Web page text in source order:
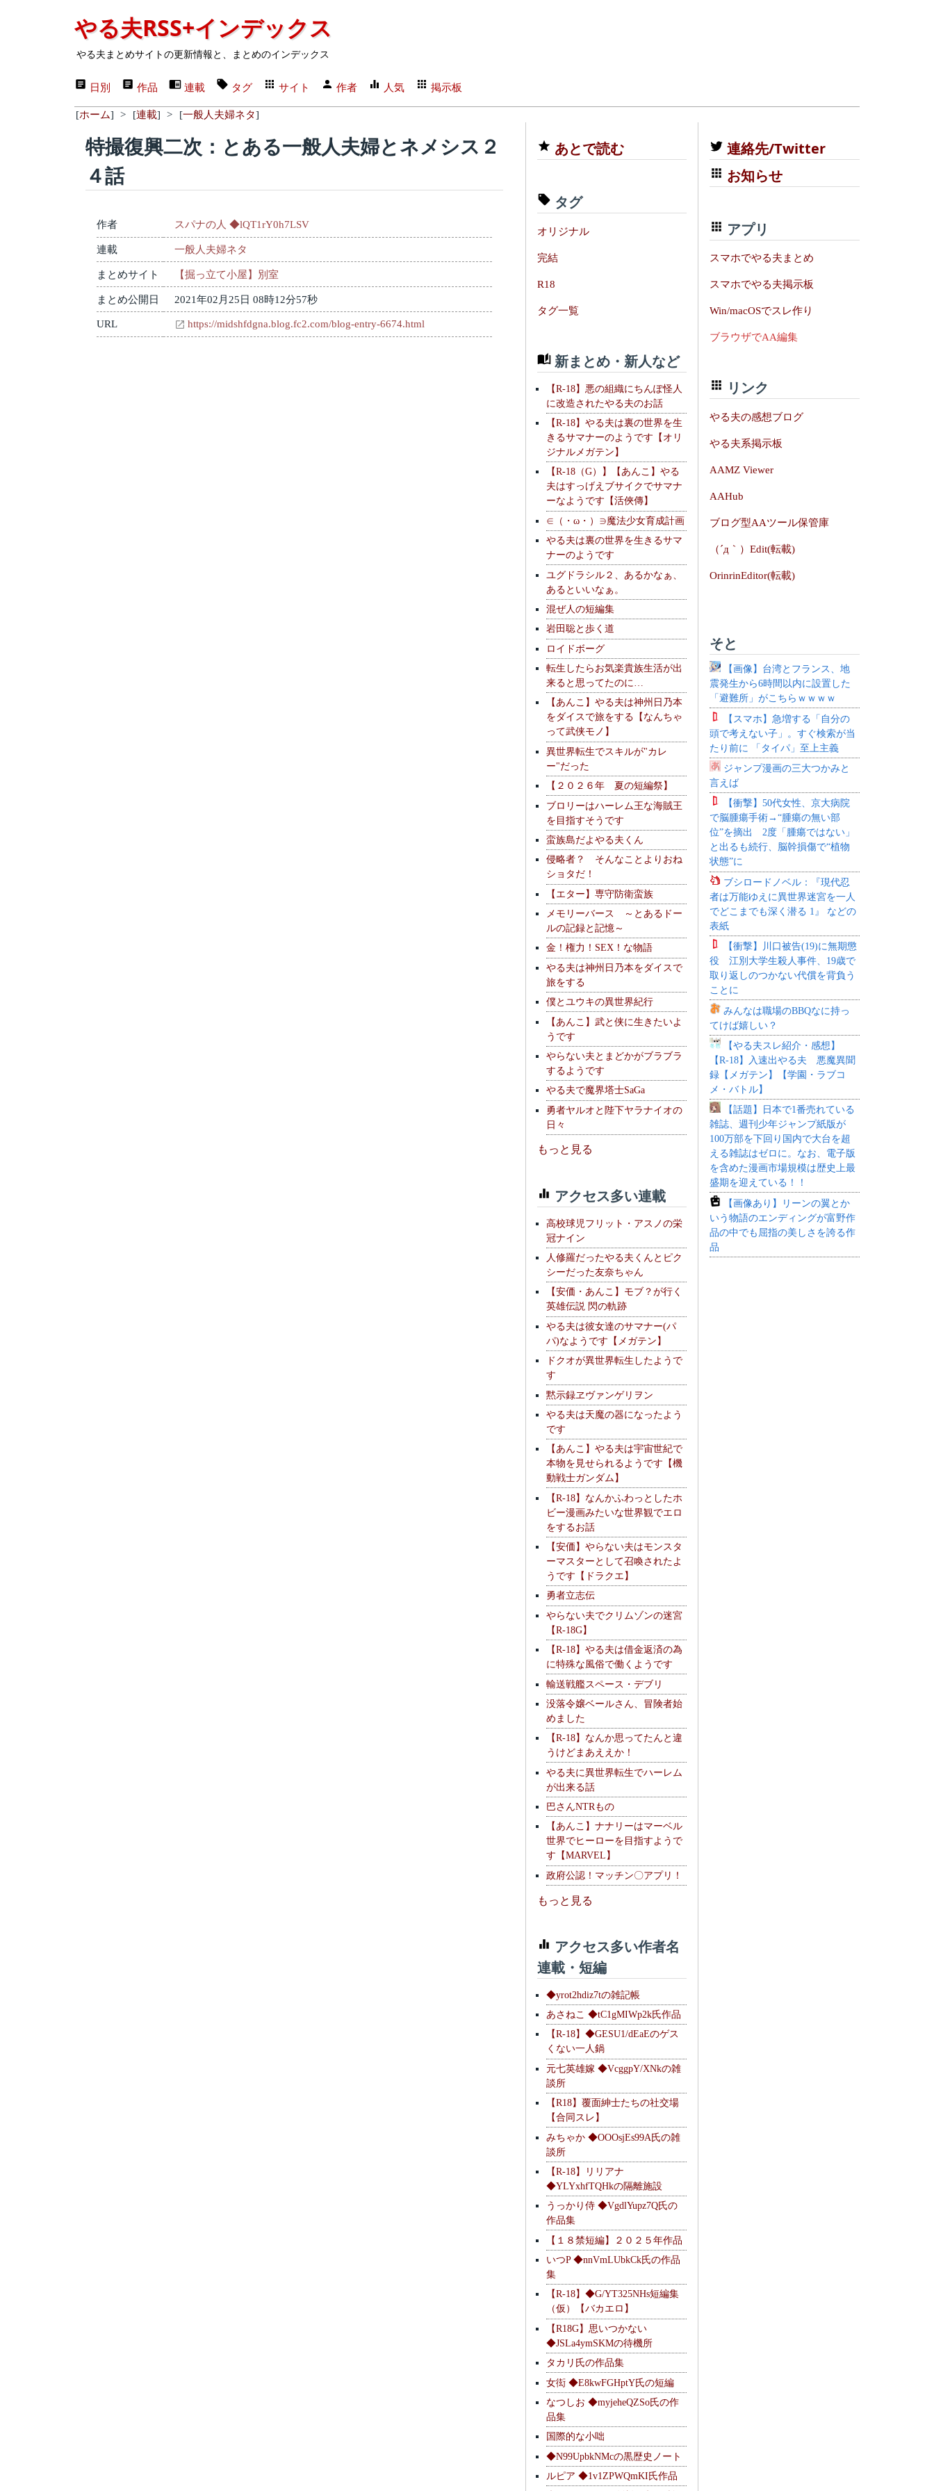
やる夫RSS+インデックス
やる夫まとめサイトの更新情報と、まとめのインデックス
日別 作品 連載 タグ サイト 作者 人気 掲示板
[ホーム] > [連載] > [一般人夫婦ネタ]
特撮復興二次：とある一般人夫婦とネメシス２
４話
作者 スパナの人 ◆lQT1rY0h7LSV
連載 一般人夫婦ネタ
まとめサイト 【掘っ立て小屋】別室
まとめ公開日 2021年02月25日 08時12分57秒
URL https://midshfdgna.blog.fc2.com/blog-entry-6674.html
あとで読む
タグ
オリジナル
完結
R18
タグ一覧
新まとめ・新人など
【R-18】悪の組織にちんぽ怪人
に改造されたやる夫のお話
【R-18】やる夫は裏の世界を生
きるサマナーのようです【オリ
ジナルメガテン】
【R-18（G）】【あんこ】やる
夫はすっげえブサイクでサマナ
ーなようです【活俠傳】
∈（・ω・）∋魔法少女育成計画
やる夫は裏の世界を生きるサマ
ナーのようです
ユグドラシル２、あるかなぁ、
あるといいなぁ。
混ぜ人の短編集
岩田聡と歩く道
ロイドボーグ
転生したらお気楽貴族生活が出
来ると思ってたのに…
【あんこ】やる夫は神州日乃本
をダイスで旅をする【なんちゃ
って武侠モノ】
異世界転生でスキルが"カレ
ー"だった
【２０２６年 夏の短編祭】
ブロリーはハーレム王な海賊王
を目指すそうです
蛮族島だよやる夫くん
侵略者？ そんなことよりおね
ショタだ！
【エター】専守防衛蛮族
メモリーバース ～とあるドー
ルの記録と記憶～
金！権力！SEX！な物語
やる夫は神州日乃本をダイスで
旅をする
僕とユウキの異世界紀行
【あんこ】武と侠に生きたいよ
うです
やらない夫とまどかがブラブラ
するようです
やる夫で魔界塔士SaGa
勇者ヤルオと陛下ヤラナイオの
日々
もっと見る
アクセス多い連載
高校球児フリット・アスノの栄
冠ナイン
人修羅だったやる夫くんとピク
シーだった友奈ちゃん
【安価・あんこ】モブ？が行く
英雄伝説 閃の軌跡
やる夫は彼女達のサマナー(パ
パ)なようです【メガテン】
ドクオが異世界転生したようで
す
黙示録ヱヴァンゲリヲン
やる夫は天魔の器になったよう
です
【あんこ】やる夫は宇宙世紀で
本物を見せられるようです【機
動戦士ガンダム】
【R-18】なんかふわっとしたホ
ビー漫画みたいな世界観でエロ
をするお話
【安価】やらない夫はモンスタ
ーマスターとして召喚されたよ
うです【ドラクエ】
勇者立志伝
やらない夫でクリムゾンの迷宮
【R-18G】
【R-18】やる夫は借金返済の為
に特殊な風俗で働くようです
輸送戦艦スペース・デブリ
没落令嬢ベールさん、冒険者始
めました
【R-18】なんか思ってたんと違
うけどまあええか！
やる夫に異世界転生でハーレム
が出来る話
巴さんNTRもの
【あんこ】ナナリーはマーベル
世界でヒーローを目指すようで
す【MARVEL】
政府公認！マッチン〇アプリ！
もっと見る
アクセス多い作者名
連載・短編
◆yrot2hdiz7tの雑記帳
あさねこ ◆tC1gMIWp2k氏作品
【R-18】◆GESU1/dEaEのゲス
くない一人鍋
元七英雄嫁 ◆VcggpY/XNkの雑
談所
【R18】覆面紳士たちの社交場
【合同スレ】
みちゃか ◆OOOsjEs99A氏の雑
談所
【R-18】リリアナ
◆YLYxhfTQHkの隔離施設
うっかり侍 ◆VgdlYupz7Q氏の
作品集
【１８禁短編】２０２５年作品
いつP ◆nnVmLUbkCk氏の作品
集
【R-18】◆G/YT325NHs短編集
（仮）【バカエロ】
【R18G】思いつかない
◆JSLa4ymSKMの待機所
タカリ氏の作品集
女衒 ◆E8kwFGHptY氏の短編
なつしお ◆myjeheQZSo氏の作
品集
国際的な小咄
◆N99UpbkNMcの黒歴史ノート
ルピア ◆1v1ZPWQmKI氏作品
連絡先/Twitter
お知らせ
アプリ
スマホでやる夫まとめ
スマホでやる夫掲示板
Win/macOSでスレ作り
ブラウザでAA編集
リンク
やる夫の感想ブログ
やる夫系掲示板
AAMZ Viewer
AAHub
ブログ型AAツール保管庫
（´д｀）Edit(転載)
OrinrinEditor(転載)
そと
【画像】台湾とフランス、地
震発生から6時間以内に設置した
「避難所」がこちらｗｗｗｗ
【スマホ】急増する「自分の
頭で考えない子」。すぐ検索が当
たり前に 「タイパ」至上主義
ジャンプ漫画の三大つかみと
言えば
【衝撃】50代女性、京大病院
で脳腫瘍手術→“腫瘍の無い部
位”を摘出 2度「腫瘍ではない」
と出るも続行、脳幹損傷で“植物
状態”に
ブシロードノベル：『現代忍
者は万能ゆえに異世界迷宮を一人
でどこまでも深く潜る 1』 などの
表紙
【衝撃】川口被告(19)に無期懲
役 江別大学生殺人事件、19歳で
取り返しのつかない代償を背負う
ことに
みんなは職場のBBQなに持っ
てけば嬉しい？
【やる夫スレ紹介・感想】
【R-18】入速出やる夫 悪魔異聞
録【メガテン】【学園・ラブコ
メ・バトル】
【話題】日本で1番売れている
雑誌、週刊少年ジャンプ紙版が
100万部を下回り国内で大台を超
える雑誌はゼロに。なお、電子版
を含めた漫画市場規模は歴史上最
盛期を迎えている！！
【画像あり】リーンの翼とか
いう物語のエンディングが富野作
品の中でも屈指の美しさを誇る作
品